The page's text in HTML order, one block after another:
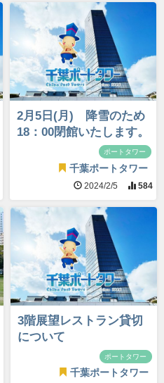
2月5日(月) 降雪のため
18：00閉館いたします。
ポートタワー
千葉ポートタワー
2024/2/5 584
3階展望レストラン貸切
について
ポートタワー
千葉ポートタワー